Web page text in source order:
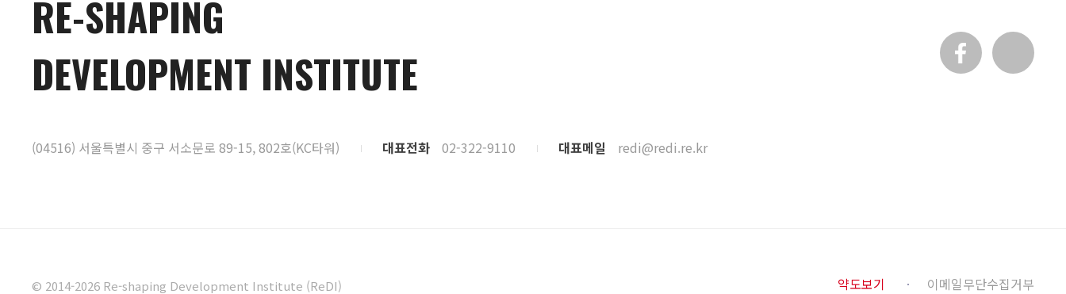
RE-SHAPING
DEVELOPMENT INSTITUTE
(04516) 서울특별시 중구 서소문로 89-15, 802호(KC타워) 대표전화 02-322-9110 대표메일 redi@redi.re.kr
© 2014-2026 Re-shaping Development Institute (ReDI) 약도보기 이메일무단수집거부